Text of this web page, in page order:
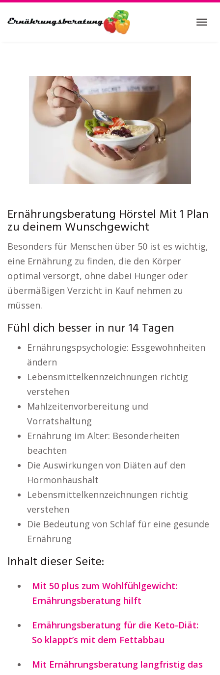
to
Ernährungsberatung Hörstel Mit 1 Plan
zu deinem Wunschgewicht
Besonders für Menschen über 50 ist es wichtig,
eine Ernährung zu finden, die den Körper
optimal versorgt, ohne dabei Hunger oder
übermäßigen Verzicht in Kauf nehmen zu
müssen.
Fühl dich besser in nur 14 Tagen
Ernährungspsychologie: Essgewohnheiten
ändern
Lebensmittelkennzeichnungen richtig
verstehen
Mahlzeitenvorbereitung und
Vorratshaltung
Ernährung im Alter: Besonderheiten
beachten
Die Auswirkungen von Diäten auf den
Hormonhaushalt
Lebensmittelkennzeichnungen richtig
verstehen
Die Bedeutung von Schlaf für eine gesunde
Ernährung
Inhalt dieser Seite:
Mit 50 plus zum Wohlfühlgewicht:
Ernährungsberatung hilft
Ernährungsberatung für die Keto-Diät:
So klappt’s mit dem Fettabbau
Mit Ernährungsberatung langfristig das